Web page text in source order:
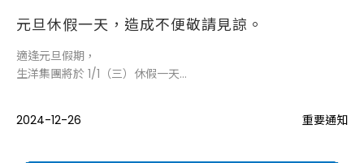
元旦休假一天，造成不便敬請見諒。
適逢元旦假期，
生洋集團將於 1/1（三）休假一天，
2024-12-26
重要通知